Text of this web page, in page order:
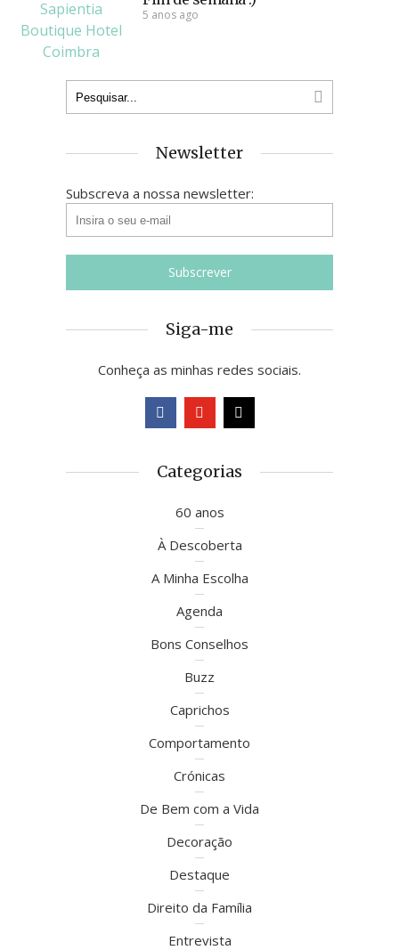
5 anos ago
Newsletter
Subscreva a nossa newsletter:
Siga-me
Conheça as minhas redes sociais.
Categorias
60 anos
À Descoberta
A Minha Escolha
Agenda
Bons Conselhos
Buzz
Caprichos
Comportamento
Crónicas
De Bem com a Vida
Decoração
Destaque
Direito da Família
Entrevista